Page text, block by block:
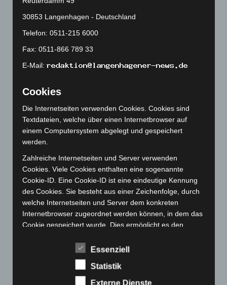
April 2023(155)
März 2023(174)
Februar 2023(154)
Januar 2023(140)
Dezember 2022(130)
Oktober 2022
September 2022(205)
August 2022(166)
Juli 2022(133)
Juni 2022 (167)
Mai 2022(177)
April 2022(198)
März 2022(221)
Februar 2022(189)
(204)
(215)
(171)
30853 Langenhagen - Deutschland
Telefon: 0511-215 6000
Fax: 0511-866 789 33
E-Mail:
Cookies
Die Internetseiten verwenden Cookies. Cookies sind
Textdateien, welche über einen Internetbrowser auf
einem Computersystem abgelegt und gespeichert
werden.
Zahlreiche Internetseiten und Server verwenden
Cookies. Viele Cookies enthalten eine sogenannte
Cookie-ID. Eine Cookie-ID ist eine eindeutige Kennung
des Cookies. Sie besteht aus einer Zeichenfolge, durch
welche Internetseiten und Server dem konkreten
Internetbrowser zugeordnet werden können, in dem das
Cookie gespeichert wurde. Dies ermöglicht es den
Browser der betroffenen Person von anderen
Internetbrowsern, die andere Cookies enthalten, zu
unterscheiden. Ein bestimmter Internetbrowser kann
über die eindeutige Cookie-ID wiedererkannt und
Essenziell
Statistik
Externe Dienste